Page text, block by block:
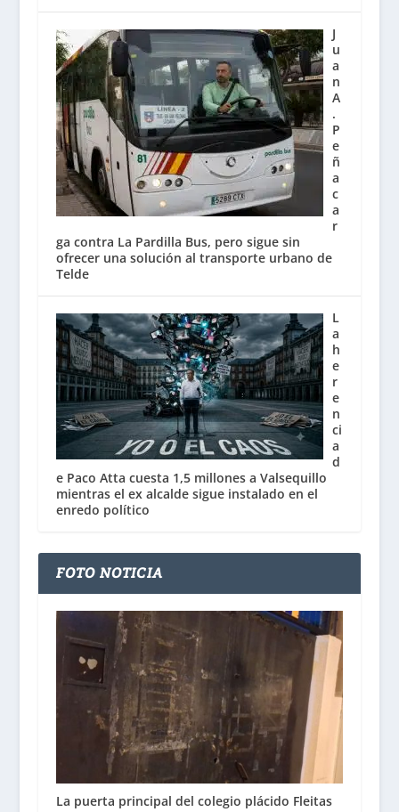
J
u
a
n
A
.
P
e
ñ
a
c
a
r
ga contra La Pardilla Bus, pero sigue sin
ofrecer una solución al transporte urbano de
Telde
L
a
h
e
r
e
n
ci
a
d
e Paco Atta cuesta 1,5 millones a Valsequillo
mientras el ex alcalde sigue instalado en el
enredo político
FOTO NOTICIA
La puerta principal del colegio plácido Fleitas